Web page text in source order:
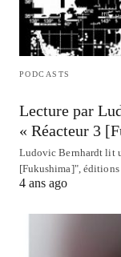
PODCASTS
Lecture par
« Réacteur 3
Ludovic Bernhardt lit
[Fukushima]",
4 ans ago